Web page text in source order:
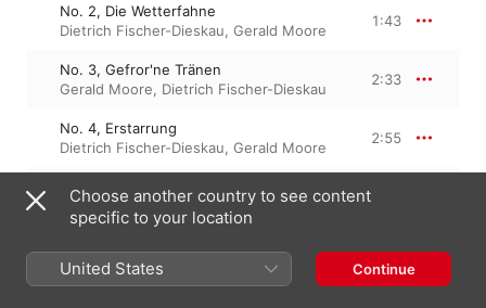
No. 2, Die Wetterfahne
Dietrich Fischer-Dieskau, Gerald Moore
1:43
No. 3, Gefror'ne Tränen
Gerald Moore, Dietrich Fischer-Dieskau
2:33
No. 4, Erstarrung
Dietrich Fischer-Dieskau, Gerald Moore
2:55
No. 5, Der Lindenbaum
Dietrich Fischer-Dieskau,Gerald Moore
Gerald Moore,Dietrich Fischer-Dieskau
4:16
Choose another country to see content
specific to your location
United States Continue